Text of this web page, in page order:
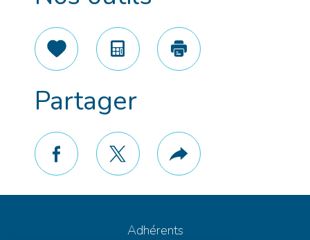
SélectionnerCalculatriceImprimer
Partager
facebooktwitter Plus
de
partage
Adhérents